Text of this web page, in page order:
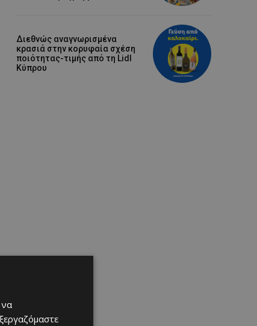
Διεθνώς αναγνωρισμένα
κρασιά στην κορυφαία σχέση
ποιότητας-τιμής από τη Lidl
Κύπρου
να